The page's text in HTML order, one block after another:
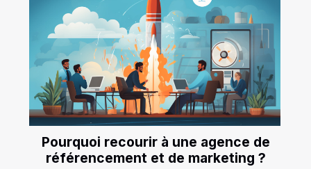
Pourquoi recourir à une agence de
référencement et de marketing ?